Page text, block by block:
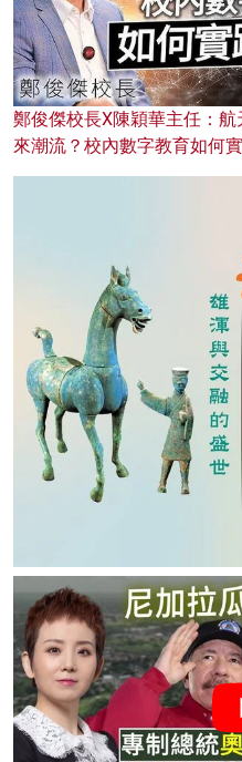
鄭俊傑校長X陳穎華主任：
來潮流？校內數字教育如何